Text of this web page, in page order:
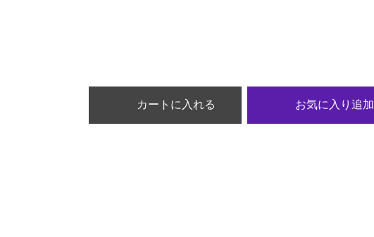
カートに入れる お気に入り追加